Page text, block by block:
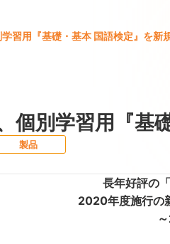
習用『基礎・基本 国語検定』を新
個別学習用『基
製品
長年好評の
2020年度施行の